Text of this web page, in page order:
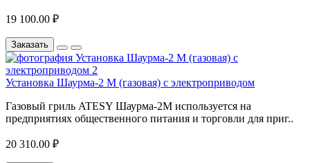
19 100.00 ₽
Заказать
Установка Шаурма-2 М (газовая) с электроприводом
Газовый гриль ATESY Шаурма-2М используется на
предприятиях общественного питания и торговли для приг..
20 310.00 ₽